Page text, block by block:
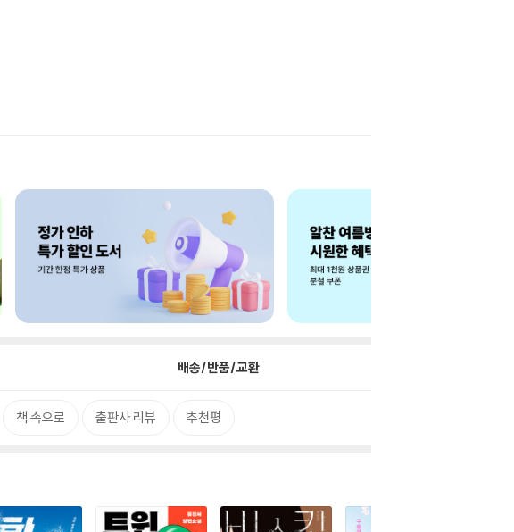
배송/반품/교환
책 속으로 출판사 리뷰 추천평